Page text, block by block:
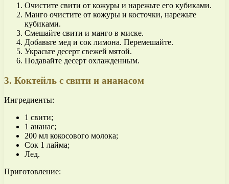
Очистите свити от кожуры и нарежьте его кубиками.
Манго очистите от кожуры и косточки, нарежьте
кубиками.
Смешайте свити и манго в миске.
Добавьте мед и сок лимона. Перемешайте.
Украсьте десерт свежей мятой.
Подавайте десерт охлажденным.
3. Коктейль с свити и ананасом
Ингредиенты:
1 свити;
1 ананас;
200 мл кокосового молока;
Сок 1 лайма;
Лед.
Приготовление: